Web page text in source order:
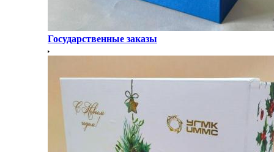
Государственные заказы